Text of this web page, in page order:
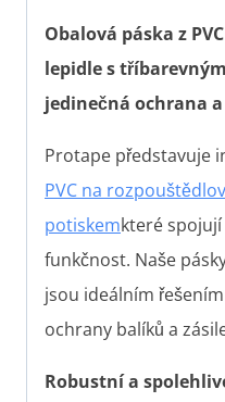
Obalová páska z
lepidle s
jedinečná ochrana
Protape představuje
PVC na
potiskemkteré
funkčnost. Naše
jsou ideálním
ochrany balíků a
Robustní a